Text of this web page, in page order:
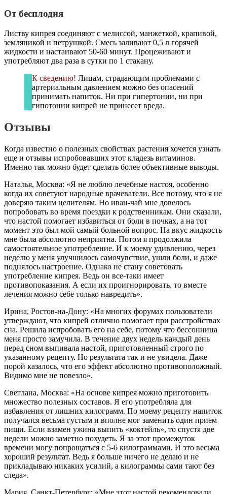
От бесплодия
Листву кипрея соединяют с мелиссой, манжеткой, крапивой,
земляникой и петрушкой. Смесь заливают 0,5 л горячей
жидкости и настаивают 50-60 минут. Процеживают и
употребляют два раза в сутки по 1 стакану.
К сведению! Лицам, страдающим проблемами с
артериальным давлением можно без опасений
принимать напиток. Ни при гипертонии, ни при
гипотонии кипрей не принесет вреда.
Отзывы
Когда известно о полезных свойствах растения хочется узнать
еще и отзывы испробовавших этот кладезь витаминов.
Именно так можно будет сделать более объективные выводы.
Наталья, Москва: «Я не люблю лечебные настоя, особенно
когда их советуют народные врачеватели. Все потому, что я не
доверяю таким целителям. Но иван-чай мне довелось
попробовать во время поездки к родственникам. Они сказали,
что настой помогает избавиться от боли в почках, а на тот
момент это был мой самый больной вопрос. На вкус жидкость
мне была абсолютно неприятна. Потом я продолжила
самостоятельное употребление. И к моему удивлению, через
неделю у меня улучшилось самочувствие, ушли боли, и даже
поднялось настроение. Однако не стану советовать
употребление кипрея. Ведь он все-таки имеет
противопоказания. А если их проигнорировать, то вместе
лечения можно себе только навредить».
Ирина, Ростов-на-Дону: «На многих форумах пользователи
утверждают, что кипрей отлично помогает при расстройствах
сна. Решила испробовать его на себе, потому что бессонница
меня просто замучила. В течение двух недель каждый день
перед сном выпивала настой, приготовленный строго по
указанному рецепту. Но результата так и не увидела. Даже
порой казалось, что его эффект абсолютно противоположный.
Видимо мне не повезло».
Светлана, Москва: «На основе кипрея можно приготовить
множество полезных составов. Я его употребляла для
избавления от лишних килограмм. По моему рецепту напиток
получался весьма густым и вполне мог заменить один прием
пищи. Если взамен ужина выпить «коктейль», то спустя две
недели можно заметно похудеть. Я за этот промежуток
времени могу попрощаться с 5-6 килограммами. И это весьма
хороший результат. Ведь я больше ничего не делаю и не
прикладываю никаких усилий, а килограммы сами тают без
следа».
Мария, Санкт-Петербург: «Мне этот настой рекомендовали